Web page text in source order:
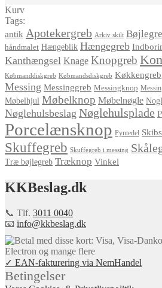
Kurv
Tags:
antik Apotekergreb Arkiv skilt
håndmalet Hængeblik Hængegreb
Kanthængsel Knage Knopgreb
Købmanddiskgreb Købmandsdiskgreb Køkkengreb
Messing Messinggreb Messingknop
Møbelhjul Møbelknop Møbelnøgle
Nøglehulsbeslag Nøglehulsplade
Porcelænsknop Pyntedel
Skuffegreb Skuffegreb i messing
Træ bøjlegreb Træknop Vinkel
KKBeslag.dk
📞 Tlf. 3011 0040
📧 info@kkbeslag.dk
✓ EAN-fakturering via NemHandel
Betingelser